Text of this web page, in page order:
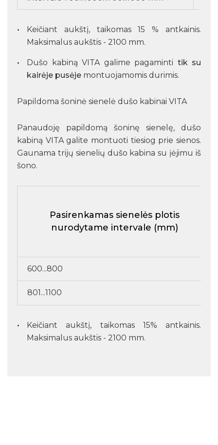
Keičiant aukštį, taikomas 15 % antkainis.
Maksimalus aukštis - 2100 mm.
Dušo kabiną VITA galime pagaminti tik su
kairėje pusėje montuojamomis durimis.
Papildoma šoninė sienelė dušo kabinai VITA
Panaudoję papildomą šoninę sienelę, dušo
kabiną VITA galite montuoti tiesiog prie sienos.
Gaunama trijų sienelių dušo kabina su įėjimu iš
šono.
Pasirenkamas sienelės plotis
nurodytame intervale (mm)
600...800
801...1100
Keičiant aukštį, taikomas 15% antkainis.
Maksimalus aukštis - 2100 mm.